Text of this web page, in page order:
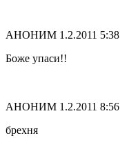
АНОНИМ 1.2.2011 5:38
Боже упаси!!
АНОНИМ 1.2.2011 8:56
брехня